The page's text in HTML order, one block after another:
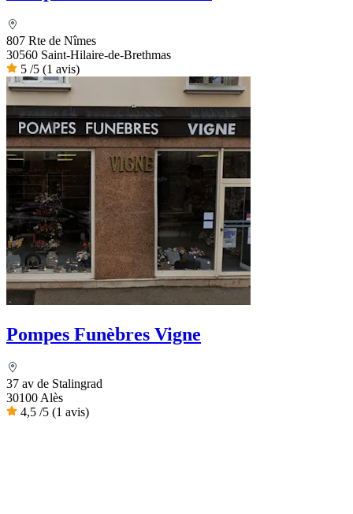
807 Rte de Nîmes
30560 Saint-Hilaire-de-Brethmas
5 /5 (1 avis)
Pompes Funèbres Vigne
37 av de Stalingrad
30100 Alès
4,5 /5 (1 avis)